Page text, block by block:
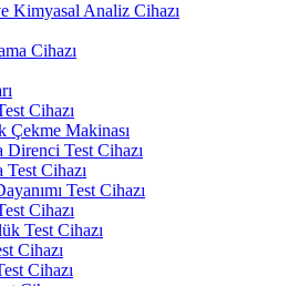
Kimyasal Analiz Cihazı
Cihazı
Cihazı
Çekme Makinası
Direnci Test Cihazı
Test Cihazı
Test Cihazı
Cihazı
Test Cihazı
Cihazı
Cihazı